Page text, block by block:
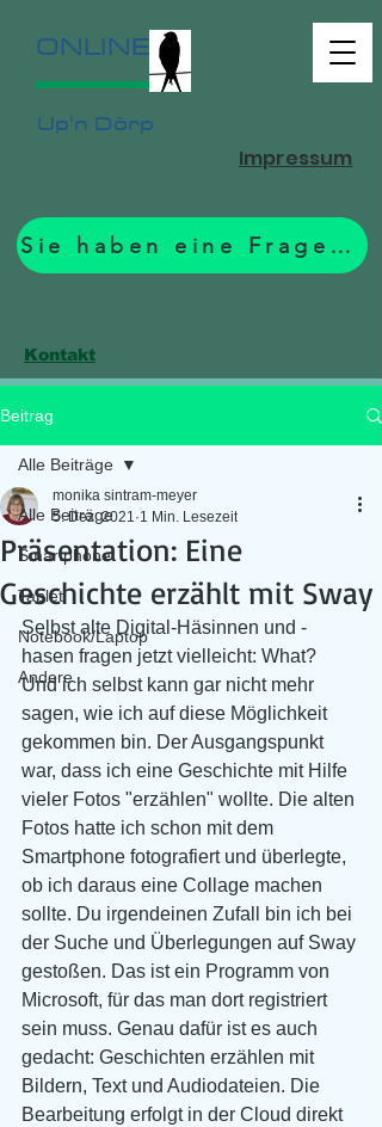
ONLINE
Up'n Dörp
Sie haben eine Frage? Zum Formular.
Impressum
Kontakt
Beitrag
Alle Beiträge
Smartphone
Tablet
Notebook/Laptop
Andere
Alle Beiträge
Präsentation: Eine
Geschichte erzählt mit Sway
monika sintram-meyer
5. Dez. 2021 1 Min. Lesezeit
Selbst alte Digital-Häsinnen und -
hasen fragen jetzt vielleicht: What?
Und ich selbst kann gar nicht mehr
sagen, wie ich auf diese Möglichkeit
gekommen bin. Der Ausgangspunkt
war, dass ich eine Geschichte mit Hilfe
vieler Fotos "erzählen" wollte. Die alten
Fotos hatte ich schon mit dem
Smartphone fotografiert und überlegte,
ob ich daraus eine Collage machen
sollte. Du irgendeinen Zufall bin ich bei
der Suche und Überlegungen auf Sway
gestoßen. Das ist ein Programm von
Microsoft, für das man dort registriert
sein muss. Genau dafür ist es auch
gedacht: Geschichten erzählen mit
Bildern, Text und Audiodateien. Die
Bearbeitung erfolgt in der Cloud direkt